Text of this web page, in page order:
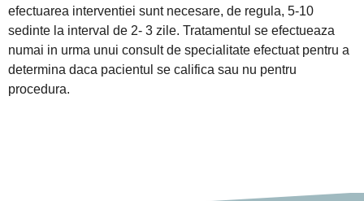
efectuarea interventiei sunt necesare, de regula, 5-10
sedinte la interval de 2- 3 zile. Tratamentul se efectueaza
numai in urma unui consult de specialitate efectuat pentru a
determina daca pacientul se califica sau nu pentru
procedura.